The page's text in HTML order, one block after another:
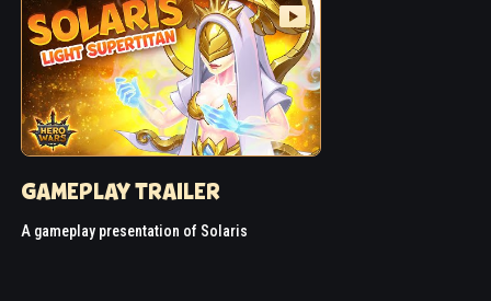
GAMEPLAY TRAILER
A gameplay presentation of Solaris